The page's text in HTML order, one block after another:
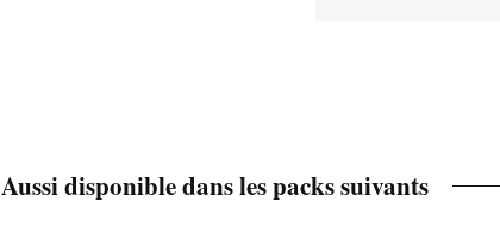
Aussi disponible dans les packs suivants